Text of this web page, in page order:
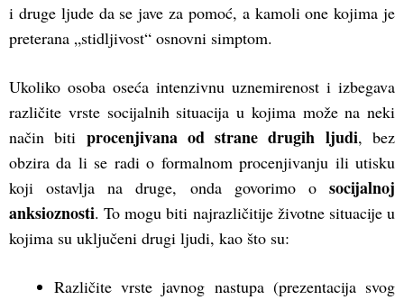
i druge ljude da se jave za pomoć, a kamoli one kojima je
preterana „stidljivost“ osnovni simptom.
Ukoliko osoba oseća intenzivnu uznemirenost i izbegava
različite vrste socijalnih situacija u kojima može na neki
način biti procenjivana od strane drugih ljudi, bez
obzira da li se radi o formalnom procenjivanju ili utisku
koji ostavlja na druge, onda govorimo o socijalnoj
anksioznosti. To mogu biti najrazličitije životne situacije u
kojima su uključeni drugi ljudi, kao što su:
Različite vrste javnog nastupa (prezentacija svog